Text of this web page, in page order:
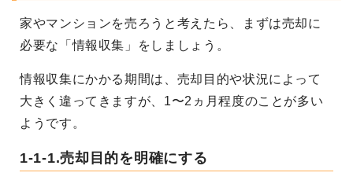
家やマンションを売ろうと考えたら、まずは売却に
必要な「情報収集」をしましょう。
情報収集にかかる期間は、売却目的や状況によって
大きく違ってきますが、1〜2ヵ月程度のことが多い
ようです。
1-1-1.売却目的を明確にする